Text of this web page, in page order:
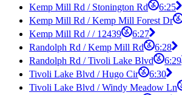
Kemp Mill Rd / Stonington Rd
6:25
Kemp Mill Rd / Kemp Mill Forest Dr
Kemp Mill Rd / / 12439
6:27
Randolph Rd / Kemp Mill Rd
6:28
Randolph Rd / Tivoli Lake Blvd
6:29
Tivoli Lake Blvd / Hugo Cir
6:30
Tivoli Lake Blvd / Windy Meadow Ln